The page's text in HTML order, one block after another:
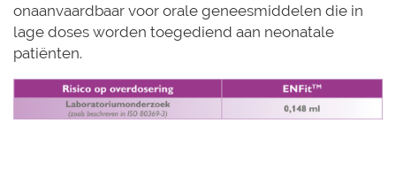
onaanvaardbaar voor orale geneesmiddelen die in
lage doses worden toegediend aan neonatale
patiënten.